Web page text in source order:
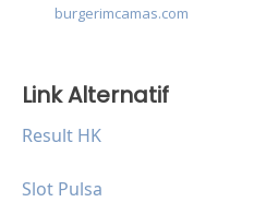
burgerimcamas.com
Link Alternatif
Result HK
Slot Pulsa